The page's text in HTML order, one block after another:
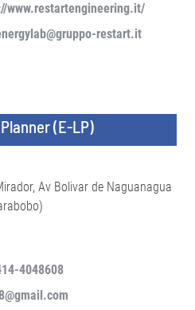
www.restartengineering.it/
restart.it
(E-LP)
Av Bolivar de Naguanagua
4048608